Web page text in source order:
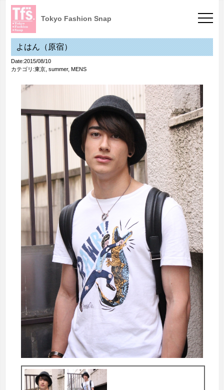
Tokyo Fashion Snap
よはん（原宿）
Date:2015/08/10
カテゴリ:東京, summer, MENS